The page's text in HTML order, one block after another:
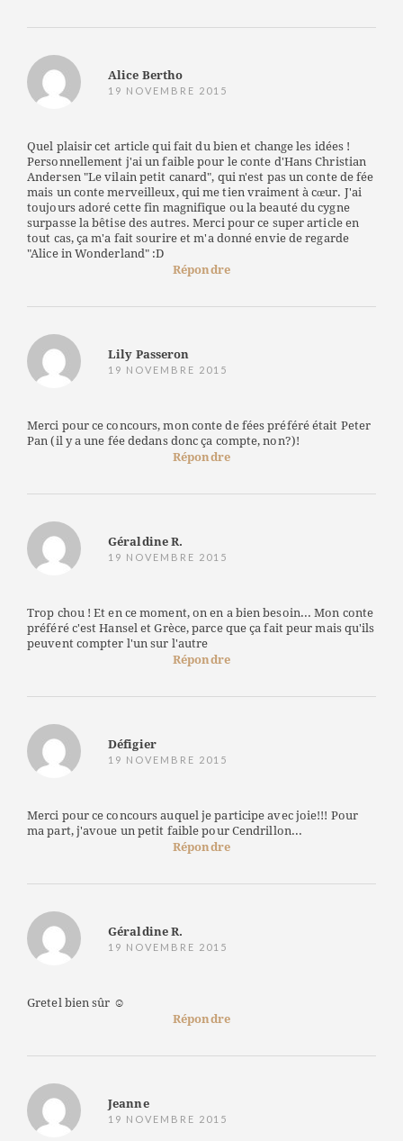
Alice Bertho
19 NOVEMBRE 2015
Quel plaisir cet article qui fait du bien et change les idées !
Personnellement j'ai un faible pour le conte d'Hans Christian
Andersen "Le vilain petit canard", qui n'est pas un conte de fée
mais un conte merveilleux, qui me tien vraiment à cœur. J'ai
toujours adoré cette fin magnifique ou la beauté du cygne
surpasse la bêtise des autres. Merci pour ce super article en
tout cas, ça m'a fait sourire et m'a donné envie de regarde
"Alice in Wonderland" :D
Répondre
Lily Passeron
19 NOVEMBRE 2015
Merci pour ce concours, mon conte de fées préféré était Peter
Pan (il y a une fée dedans donc ça compte, non?)!
Répondre
Géraldine R.
19 NOVEMBRE 2015
Trop chou ! Et en ce moment, on en a bien besoin... Mon conte
préféré c'est Hansel et Grèce, parce que ça fait peur mais qu'ils
peuvent compter l'un sur l'autre
Répondre
Défigier
19 NOVEMBRE 2015
Merci pour ce concours auquel je participe avec joie!!! Pour
ma part, j'avoue un petit faible pour Cendrillon...
Répondre
Géraldine R.
19 NOVEMBRE 2015
Gretel bien sûr ☺
Répondre
Jeanne
19 NOVEMBRE 2015